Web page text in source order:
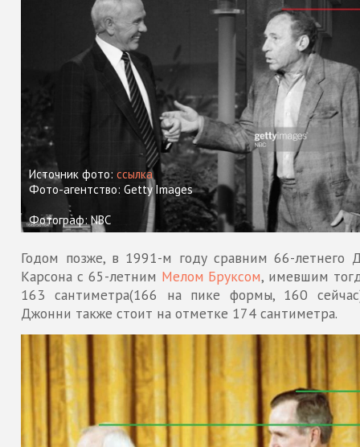
Источник фото:ссылка
Фото-агентство: Getty Images
Фотограф: NBC
Годом позже, в 1991-м году сравним 66-летнего
Карсона с 65-летним Мелом Бруксом, имевшим
163 сантиметра(166 на пике формы, 160
Джонни также стоит на отметке 174 сантиметра.